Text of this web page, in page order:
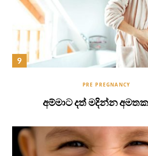
PRE PREGNANCY
අම්මාට දත් මදින්න